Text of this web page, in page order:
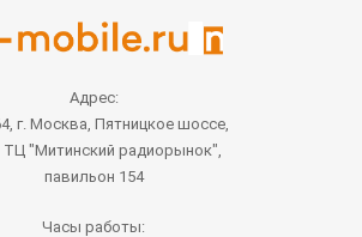
Адрес:
г. Москва, Пятницкое шоссе,
ТЦ "Митинский радиорынок",
павильон 154
Часы работы: